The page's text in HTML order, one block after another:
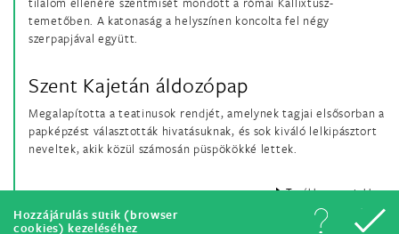
Hozzájárulás sütik (browser
cookies) kezeléséhez
temetőben. A katonaság a helyszínen koncolta fel négy
szerpapjával együtt.
Szent Kajetán áldozópap
Megalapította a teatinusok rendjét, amelynek tagjai elsősorban a
papképzést választották hivatásuknak, és sok kiváló lelkipásztort
neveltek, akik közül számosán püspökökké lettek.
Tovább a szentekhez